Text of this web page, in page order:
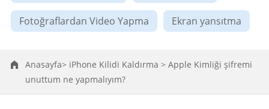
Fotoğraflardan Video Yapma Ekran yansıtma
Anasayfa> iPhone Kilidi Kaldırma > Apple Kimliği şifremi
unuttum ne yapmalıyım?